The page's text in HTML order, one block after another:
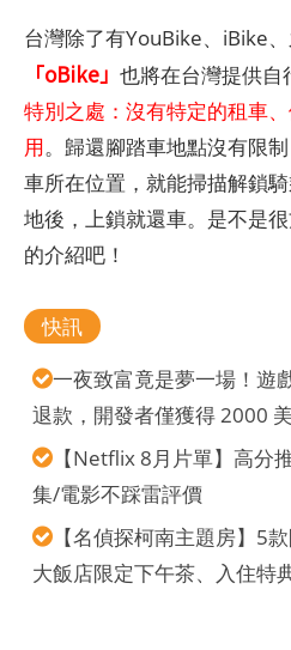
台灣除了有YouBike、iBike
「oBike」 也將在台灣提供自
特別之處：沒有特定的租車
用。歸還腳踏車地點沒有限
車所在位置，就能掃描解鎖
地後，上鎖就還車。是不是
的介紹吧！
快訊
一夜致富竟是夢一場！遊
退款，開發者僅獲得 2000
【Netflix 8月片單】高分
集/電影不踩雷評價
【名偵探柯南主題房】5
大飯店限定下午茶、入住特